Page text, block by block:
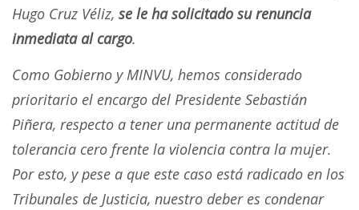
Hugo Cruz Véliz, se le ha solicitado su renuncia
inmediata al cargo.
Como Gobierno y MINVU, hemos considerado
prioritario el encargo del Presidente Sebastián
Piñera, respecto a tener una permanente actitud de
tolerancia cero frente la violencia contra la mujer.
Por esto, y pese a que este caso está radicado en los
Tribunales de Justicia, nuestro deber es condenar